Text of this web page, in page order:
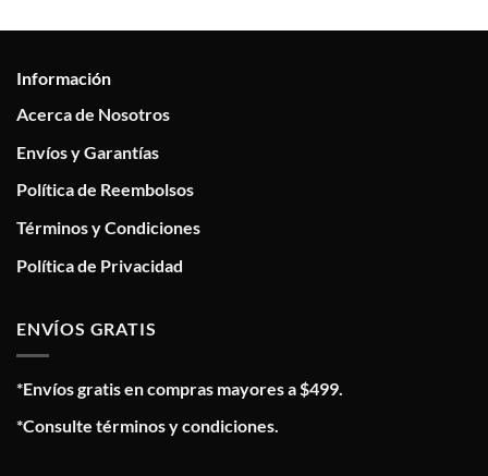
Información
Acerca de Nosotros
Envíos y Garantías
Política de Reembolsos
Términos y Condiciones
Política de Privacidad
ENVÍOS GRATIS
*Envíos gratis en compras mayores a $499.
*Consulte términos y condiciones.